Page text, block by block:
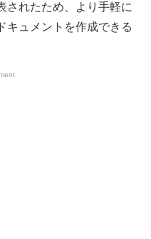
されたため、より手軽に
キュメントを作成できる